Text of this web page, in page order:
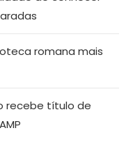
romana mais
recebe título de